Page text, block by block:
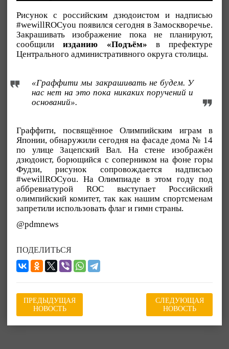
Рисунок с российским дзюдоистом и надписью
#wewillROCyou появился сегодня в Замоскворечье.
Закрашивать изображение пока не планируют,
сообщилиизданию «Подъём» в префектуре
Центрального административного округа столицы.
«Граффити мы закрашивать не будем. У
нас нет на это пока никаких поручений и
оснований».
Граффити, посвящённое Олимпийским играм в
Японии, обнаружили сегодня на фасаде дома № 14
по улице Зацепский Вал. На стене изображён
дзюдоист, борющийся с соперником на фоне горы
Фудзи, рисунок сопровождается надписью
#wewillROCyou. На Олимпиаде в этом году под
аббревиатурой ROC выступает Российский
олимпийский комитет, так как нашим спортсменам
запретили использовать флаг и гимн страны.
@pdmnews
ПОДЕЛИТЬСЯ
ПРЕДЫДУЩАЯ
НОВОСТЬ
СЛЕДУЮЩАЯ
НОВОСТЬ